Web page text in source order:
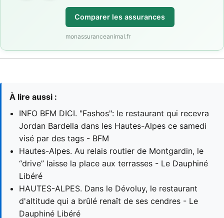
Comparer les assurances
monassuranceanimal.fr
À lire aussi :
INFO BFM DICI. "Fashos": le restaurant qui recevra
Jordan Bardella dans les Hautes-Alpes ce samedi
visé par des tags - BFM
Hautes-Alpes. Au relais routier de Montgardin, le
“drive” laisse la place aux terrasses - Le Dauphiné
Libéré
HAUTES-ALPES. Dans le Dévoluy, le restaurant
d'altitude qui a brûlé renaît de ses cendres - Le
Dauphiné Libéré